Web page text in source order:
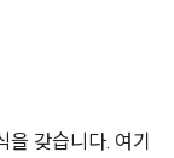
을 갖습니다. 여기